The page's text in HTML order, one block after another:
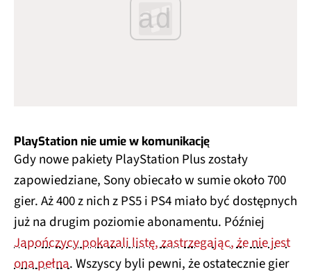
ad
PlayStation nie umie w komunikację
Gdy nowe pakiety PlayStation Plus zostały
zapowiedziane, Sony obiecało w sumie około 700
gier. Aż 400 z nich z PS5 i PS4 miało być dostępnych
już na drugim poziomie abonamentu. Później
Japończycy pokazali listę, zastrzegając, że nie jest
ona pełna. Wszyscy byli pewni, że ostatecznie gier